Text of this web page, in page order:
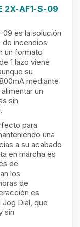
2X-AF1-S-09
09 es la solución
incendios
un formato
1 lazo viene
su
mediante
un
sin
para
una
a su acabado
en marcha es
de
los
de
es
Dial, que
sin